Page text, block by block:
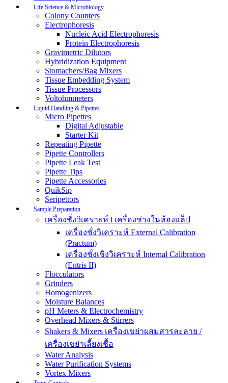
Life Science & Microbiology
Colony Counters
Electrophoresis
Nucleic Acid Electrophoresis
Protein Electrophoresis
Gravimetric Dilutors
Hybridization Equipment
Stomachers/Bag Mixers
Tissue Embedding System
Tissue Processors
Voltohmmeters
Liquid Handling & Pipettes
Micro Pipettes
Digital Adjustable
Starter Kit
Repeating Pipette
Pipette Controllers
Pipette Leak Test
Pipette Tips
Pipette Accessories
QuikSip
Seripettors
Sample Preparation
เครื่องชั่งวิเคราะห์ l เครื่องช่างในห้องแล็ป
เครื่องชั่งวิเคราะห์ External Calibration
(Practum)
เครื่องชั่งเชิงวิเคราะห์ Internal Calibration
(Entris II)
Flocculators
Grinders
Homogenizers
Moisture Balances
pH Meters & Electrochemistry
Overhead Mixers & Stirrers
Shakers & Mixers เครื่องเขย่าผสมสารละลาย /
เครื่องเขย่าเลี้ยงเชื้อ
Water Analysis
Water Purification Systems
Vortex Mixers